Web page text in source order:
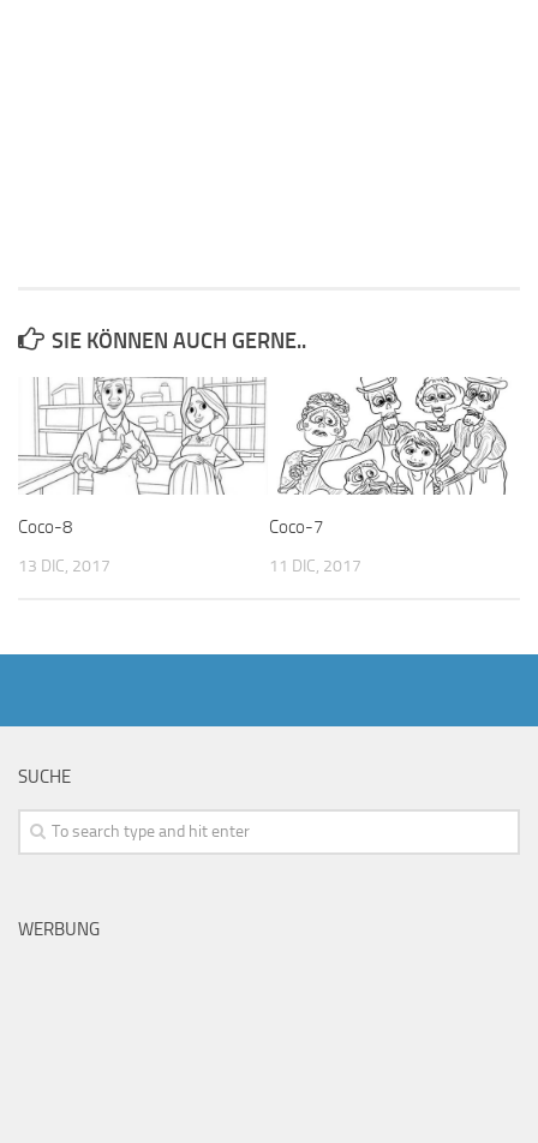
SIE KÖNNEN AUCH GERNE..
Coco-8
13 DIC, 2017
Coco-7
11 DIC, 2017
SUCHE
WERBUNG